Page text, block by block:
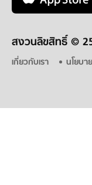
สงวนลิขสิทธิ์ ©
เกี่ยวกับเรา นโยบ